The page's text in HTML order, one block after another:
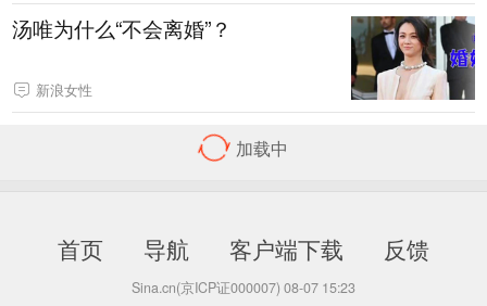
汤唯为什么“不会离婚”？
新浪女性
加载中
首页 导航 客户端下载 反馈
Sina.cn(京ICP证000007) 08-07 15:23